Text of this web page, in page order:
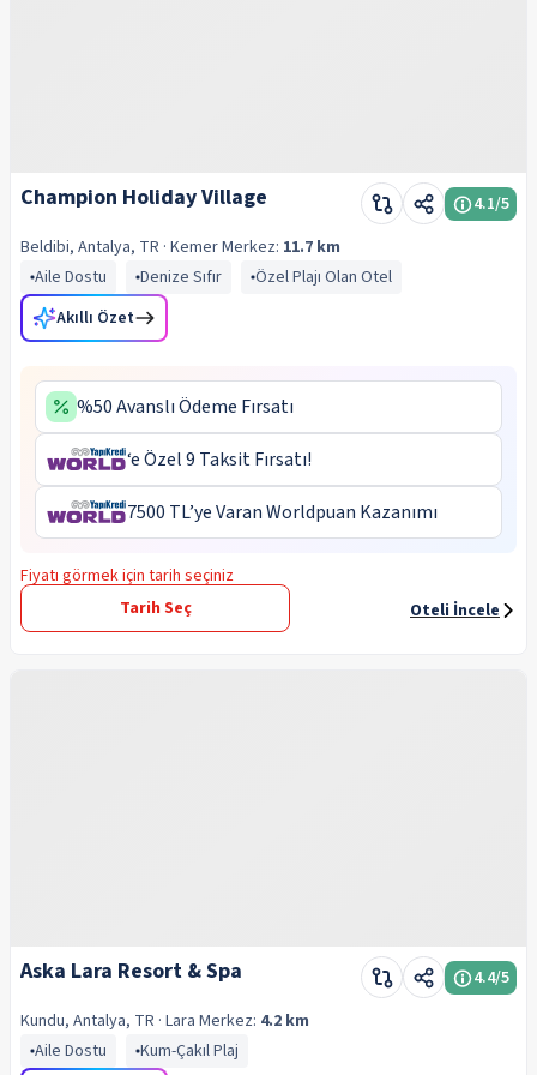
Champion Holiday Village 4.1/5
Beldibi, Antalya, TR · KemerMerkez: 11.7 km
Aile Dostu
Denize Sıfır
Özel Plajı Olan Otel
Akıllı Özet
%50 Avanslı Ödeme Fırsatı
‘e Özel 9 Taksit Fırsatı!
7500 TL’ye Varan Worldpuan Kazanımı
Fiyatı görmek için tarih seçiniz
Tarih Seç
Oteli İncele
Aska Lara Resort & Spa 4.4/5
Kundu, Antalya, TR · Lara Merkez: 4.2 km
Aile Dostu
Kum-Çakıl Plaj